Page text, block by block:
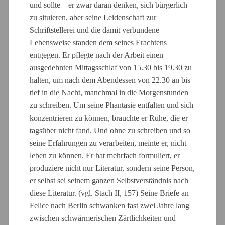
und sollte – er zwar daran denken, sich bürgerlich
zu situieren, aber seine Leidenschaft zur
Schriftstellerei und die damit verbundene
Lebensweise standen dem seines Erachtens
entgegen. Er pflegte nach der Arbeit einen
ausgedehnten Mittagsschlaf von 15.30 bis 19.30 zu
halten, um nach dem Abendessen von 22.30 an bis
tief in die Nacht, manchmal in die Morgenstunden
zu schreiben. Um seine Phantasie entfalten und sich
konzentrieren zu können, brauchte er Ruhe, die er
tagsüber nicht fand. Und ohne zu schreiben und so
seine Erfahrungen zu verarbeiten, meinte er, nicht
leben zu können. Er hat mehrfach formuliert, er
produziere nicht nur Literatur, sondern seine Person,
er selbst sei seinem ganzen Selbstverständnis nach
diese Literatur. (vgl. Stach II, 157) Seine Briefe an
Felice nach Berlin schwanken fast zwei Jahre lang
zwischen schwärmerischen Zärtlichkeiten und